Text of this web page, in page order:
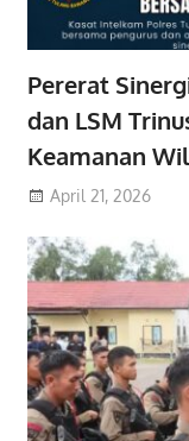
Pererat
dan LSM
Keamanan
April 21, 2026